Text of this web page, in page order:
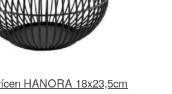
HANORA 18x23,5cm